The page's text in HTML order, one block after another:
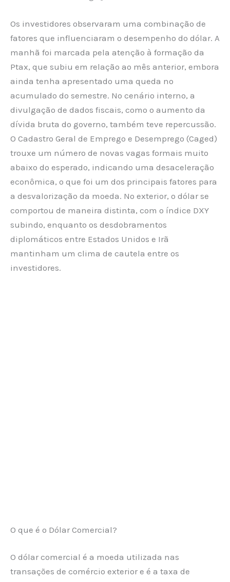
Os investidores observaram uma combinação de
fatores que influenciaram o desempenho do dólar. A
manhã foi marcada pela atenção à formação da
Ptax, que subiu em relação ao mês anterior, embora
ainda tenha apresentado uma queda no
acumulado do semestre. No cenário interno, a
divulgação de dados fiscais, como o aumento da
dívida bruta do governo, também teve repercussão.
O Cadastro Geral de Emprego e Desemprego (Caged)
trouxe um número de novas vagas formais muito
abaixo do esperado, indicando uma desaceleração
econômica, o que foi um dos principais fatores para
a desvalorização da moeda. No exterior, o dólar se
comportou de maneira distinta, com o índice DXY
subindo, enquanto os desdobramentos
diplomáticos entre Estados Unidos e Irã
mantinham um clima de cautela entre os
investidores.
O que é o Dólar Comercial?
O dólar comercial é a moeda utilizada nas
transações de comércio exterior e é a taxa de